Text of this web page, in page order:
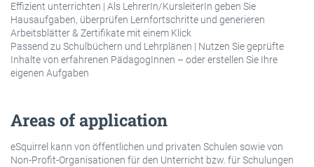
Effizient unterrichten | Als LehrerIn/KursleiterIn geben Sie
Hausaufgaben, überprüfen Lernfortschritte und generieren
Arbeitsblätter & Zertifikate mit einem Klick
Passend zu Schulbüchern und Lehrplänen | Nutzen Sie geprüfte
Inhalte von erfahrenen PädagogInnen – oder erstellen Sie Ihre
eigenen Aufgaben
Areas of application
eSquirrel kann von öffentlichen und privaten Schulen sowie von
Non-Profit-Organisationen für den Unterricht bzw. für Schulungen